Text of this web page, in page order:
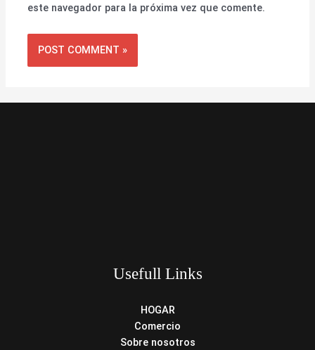
este navegador para la próxima vez que comente.
Usefull Links
HOGAR
Comercio
Sobre nosotros